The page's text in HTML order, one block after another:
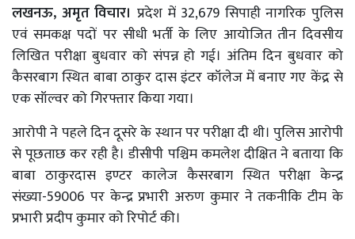
लखनऊ, अमृत विचार। प्रदेश में 32,679 सिपाही नागरिक पुलिस
एवं समकक्ष पदों पर सीधी भर्ती के लिए आयोजित तीन दिवसीय
लिखित परीक्षा बुधवार को संपन्न हो गई। अंतिम दिन बुधवार को
कैसरबाग स्थित बाबा ठाकुर दास इंटर कॉलेज में बनाए गए केंद्र से
एक सॉल्वर को गिरफ्तार किया गया।
आरोपी ने पहले दिन दूसरे के स्थान पर परीक्षा दी थी। पुलिस आरोपी
से पूछताछ कर रही है। डीसीपी पश्चिम कमलेश दीक्षित ने बताया कि
बाबा ठाकुरदास इण्टर कालेज कैसरबाग स्थित परीक्षा केन्द्र
संख्या-59006 पर केन्द्र प्रभारी अरुण कुमार ने तकनीकि टीम के
प्रभारी प्रदीप कुमार को रिपोर्ट की।